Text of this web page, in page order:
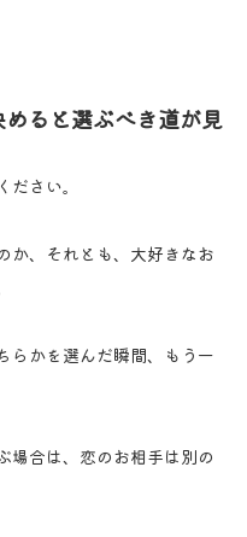
ると選ぶべき道が見
さい。
か、それとも、大好きなお
らかを選んだ瞬間、もう一
場合は、恋のお相手は別の